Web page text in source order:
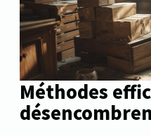
Méthodes